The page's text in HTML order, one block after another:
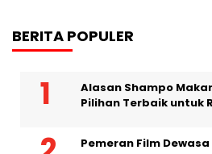
Pilihan Terbaik untuk